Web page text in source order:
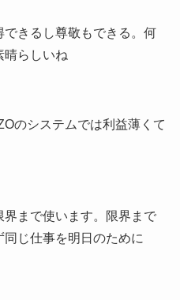
きるし尊敬もできる。何
晴らしいね
のシステムでは利益薄くて
まで使います。限界まで
じ仕事を明日のために